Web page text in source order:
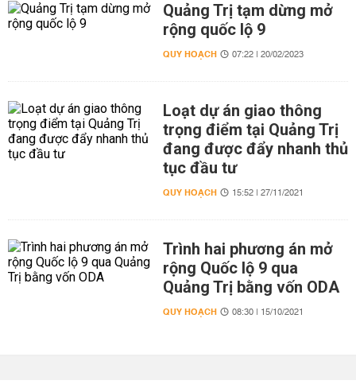
Quảng Trị tạm dừng mở
rộng quốc lộ 9
QUY HOẠCH 07:22 | 20/02/2023
Loạt dự án giao thông
trọng điểm tại Quảng Trị
đang được đẩy nhanh thủ
tục đầu tư
QUY HOẠCH 15:52 | 27/11/2021
Trình hai phương án mở
rộng Quốc lộ 9 qua
Quảng Trị bằng vốn ODA
QUY HOẠCH 08:30 | 15/10/2021